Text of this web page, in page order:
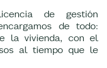
de gestión
de todo:
la vivienda, con el
al tiempo que le